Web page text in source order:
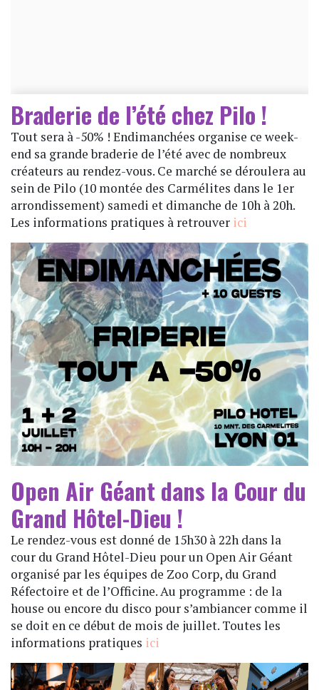
Braderie de l’été chez Pilo !
Tout sera à -50% ! Endimanchées organise ce week-
end sa grande braderie de l’été avec de nombreux
créateurs au rendez-vous. Ce marché se déroulera au
sein de Pilo (10 montée des Carmélites dans le 1er
arrondissement) samedi et dimanche de 10h à 20h.
Les informations pratiques à retrouver ici
Open Air Géant dans la Cour du
Grand Hôtel-Dieu !
Le rendez-vous est donné de 15h30 à 22h dans la
cour du Grand Hôtel-Dieu pour un Open Air Géant
organisé par les équipes de Zoo Corp, du Grand
Réfectoire et de l’Officine. Au programme : de la
house ou encore du disco pour s’ambiancer comme il
se doit en ce début de mois de juillet. Toutes les
informations pratiques ici